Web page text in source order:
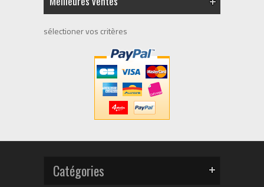
sélectioner vos critères
Catégories